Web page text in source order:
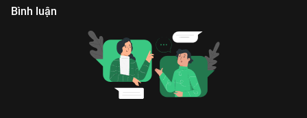
Bình luận